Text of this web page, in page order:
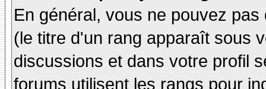
En général, vous ne pouvez
(le titre d'un rang apparaît sous
discussions et dans votre profil
forums utilisent les rangs pour